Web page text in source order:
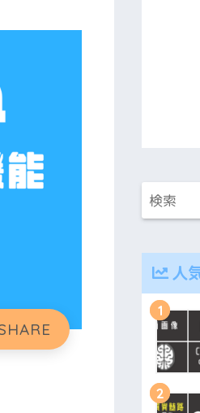
人
1
2